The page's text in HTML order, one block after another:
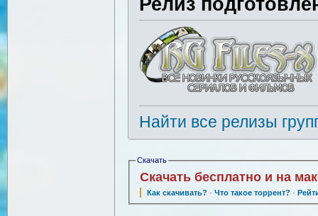
Найти все релизы
Скачать
Скачать бесплатно и на
Как скачивать? · Что такое торрент? ·